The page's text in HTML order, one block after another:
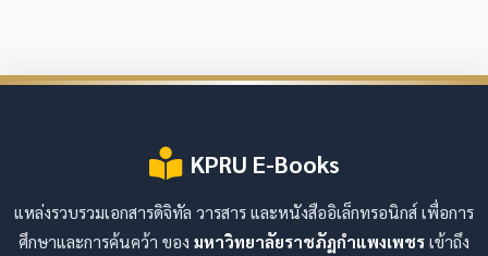
KPRU E-Books
แหล่งรวบรวมเอกสารดิจิทัล วารสาร และหนังสืออิเล็กทรอนิกส์ เพื่อการ
ศึกษาและการค้นคว้า ของ มหาวิทยาลัยราชภัฏกำแพงเพชร เข้าถึง